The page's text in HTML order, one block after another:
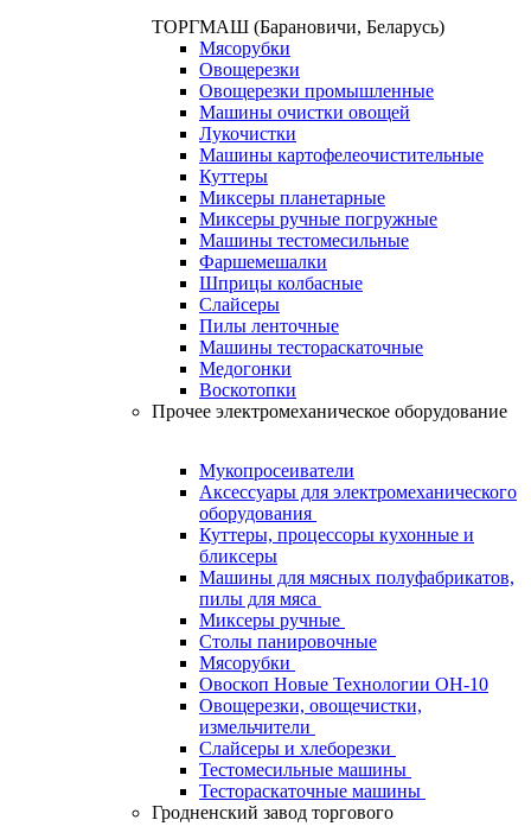
ТОРГМАШ (Барановичи, Беларусь)
Мясорубки
Овощерезки
Овощерезки промышленные
Машины очистки овощей
Лукочистки
Машины картофелеочистительные
Куттеры
Миксеры планетарные
Миксеры ручные погружные
Машины тестомесильные
Фаршемешалки
Шприцы колбасные
Слайсеры
Пилы ленточные
Машины тестораскаточные
Медогонки
Воскотопки
Прочее электромеханическое оборудование
Мукопросеиватели
Аксессуары для электромеханического
оборудования
Куттеры, процессоры кухонные и
бликсеры
Машины для мясных полуфабрикатов,
пилы для мяса
Миксеры ручные
Столы панировочные
Мясорубки
Овоскоп Новые Технологии ОН-10
Овощерезки, овощечистки,
измельчители
Слайсеры и хлеборезки
Тестомесильные машины
Тестораскаточные машины
Гродненский завод торгового